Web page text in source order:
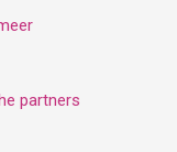
partners